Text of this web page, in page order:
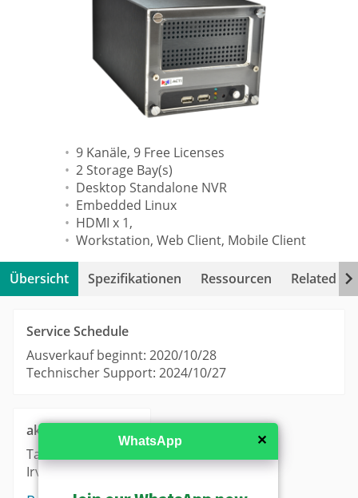
9 Kanäle, 9 Free Licenses
2 Storage Bay(s)
Desktop Standalone NVR
Embedded Linux
HDMI x 1,
Workstation, Web Client, Mobile Client
Übersicht Spezifikationen Ressourcen Related
Service Schedule
Ausverkauf beginnt: 2020/10/28
Technischer Support: 2024/10/27
aktueller Bestand
Taipei: 0
Irvine: 0
✕
WhatsApp